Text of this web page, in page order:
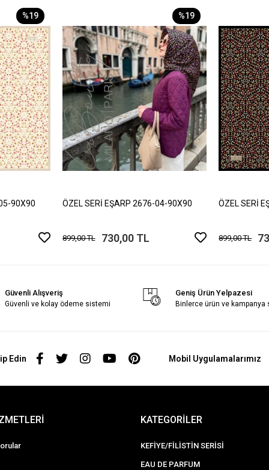
%19
90X90
%19
ÖZEL SERİ EŞARP 2676-04-90X90
899,00 TL 730,00 TL
ÖZEL SERİ
899,00 TL
Güvenli Alışveriş
Güvenli ve kolay ödeme sistemi
Geniş Ürün Yelpazesi
Binlerce ürün ve kampanya
Edin Mobil Uygulamalarımız
KATEGORİLER
KEFİYE/FİLİSTİN SERİSİ
EAU DE PARFUM